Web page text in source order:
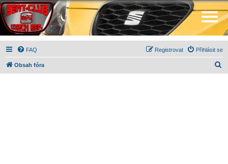
FAQ Přihlásit se
Registrovat
Obsah fóra